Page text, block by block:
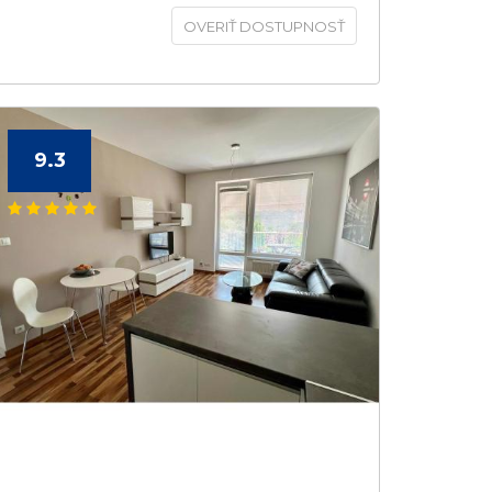
OVERIŤ DOSTUPNOSŤ
9.3